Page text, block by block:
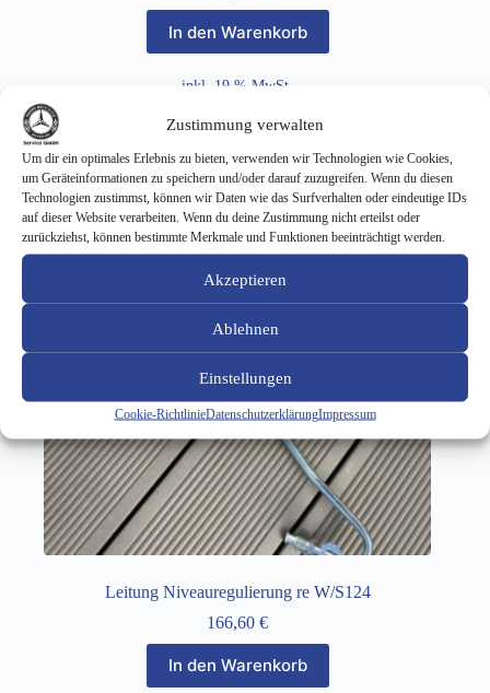
Zustimmung verwalten
Um dir ein optimales Erlebnis zu bieten, verwenden wir Technologien wie Cookies,
um Geräteinformationen zu speichern und/oder darauf zuzugreifen. Wenn du diesen
Technologien zustimmst, können wir Daten wie das Surfverhalten oder eindeutige IDs
auf dieser Website verarbeiten. Wenn du deine Zustimmung nicht erteilst oder
zurückziehst, können bestimmte Merkmale und Funktionen beeinträchtigt werden.
Akzeptieren
Ablehnen
Einstellungen
Cookie-RichtlinieDatenschutzerklärungImpressum
In den Warenkorb
inkl. 19 % MwSt.
zzgl.Versandkosten
Leitung Niveauregulierung re W/S124
166,60€
In den Warenkorb